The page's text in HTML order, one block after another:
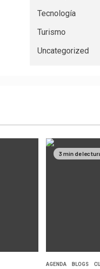
Tecnología
Turismo
Uncategorized
3 min de
AGENDA BLOGS